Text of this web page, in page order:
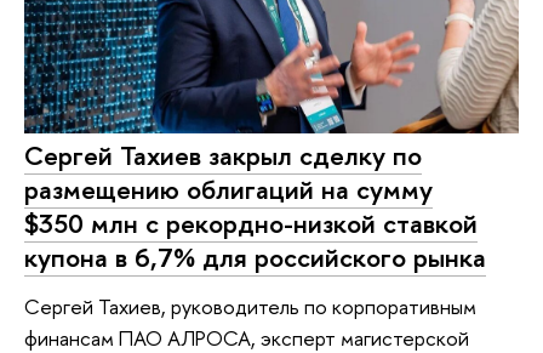
Сергей Тахиев закрыл сделку по
размещению облигаций на сумму
$350 млн с рекордно-низкой ставкой
купона в 6,7% для российского рынка
Сергей Тахиев, руководитель по корпоративным
финансам ПАО АЛРОСА, эксперт магистерской